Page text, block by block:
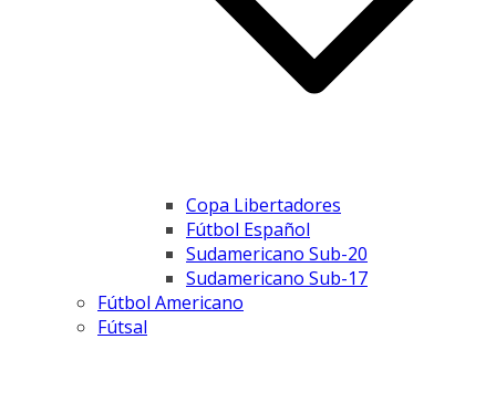
Copa Libertadores
Fútbol Español
Sudamericano Sub-20
Sudamericano Sub-17
Fútbol Americano
Fútsal